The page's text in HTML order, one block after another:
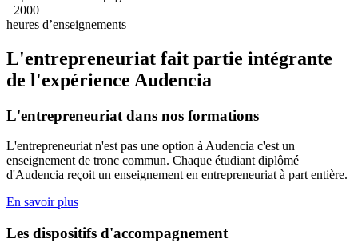
+2000
heures d’enseignements
L'entrepreneuriat fait partie intégrante
de l'expérience Audencia
L'entrepreneuriat dans nos formations
L'entrepreneuriat n'est pas une option à Audencia c'est un
enseignement de tronc commun. Chaque étudiant diplômé
d'Audencia reçoit un enseignement en entrepreneuriat à part entière.
En savoir plus
Les dispositifs d'accompagnement